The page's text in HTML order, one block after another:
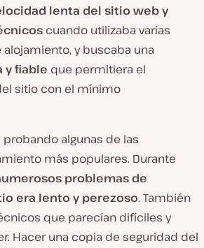
lenta del sitio web y
cuando utilizaba varias
y buscaba una
y fiable que permitiera el
sitio con el mínimo
probando algunas de las
más populares. Durante
problemas de
era lento y perezoso. También
que parecían difíciles y
Hacer una copia de seguridad del